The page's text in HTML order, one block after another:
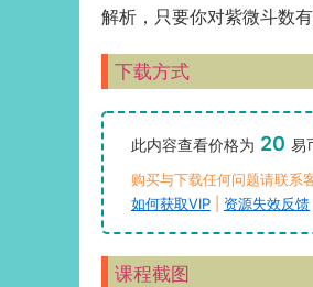
解析，只要你对紫微斗数
下载方式
此内容查看价格为 20 易
购买与下载任何问题请联
如何获取VIP
资源失效反馈
课程截图